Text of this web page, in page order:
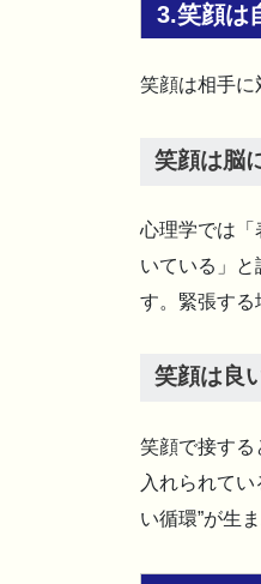
3.笑顔は
笑顔は相手に
笑顔は脳
心理学では「
いている」
す。緊張する
笑顔は良
笑顔で接する
入れられて
い循環”が生